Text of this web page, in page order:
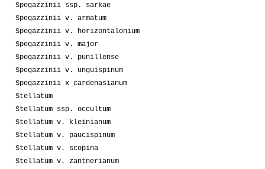
Spegazzinii ssp. sarkae
Spegazzinii v. armatum
Spegazzinii v. horizontalonium
Spegazzinii v. major
Spegazzinii v. punillense
Spegazzinii v. unguispinum
Spegazzinii x cardenasianum
Stellatum
Stellatum ssp. occultum
Stellatum v. kleinianum
Stellatum v. paucispinum
Stellatum v. scopina
Stellatum v. zantnerianum